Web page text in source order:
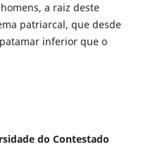
a raiz deste
patriarcal, que desde
inferior que o
do Contestado